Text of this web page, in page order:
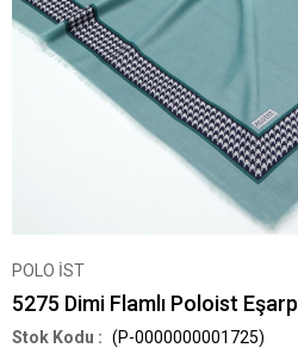
POLO İST
5275 Dimi Flamlı Poloist Eşarp
(P-0000000001725)